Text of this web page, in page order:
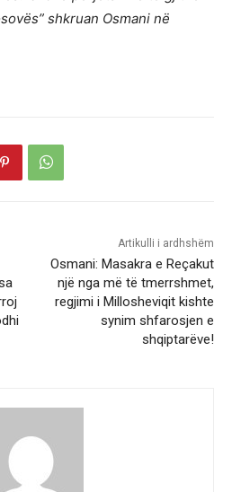
shkruan Osmani në
Artikulli i ardhshëm
Osmani: Masakra e Reçakut
një nga më të tmerrshmet,
regjimi i Millosheviqit kishte
synim shfarosjen e
shqiptarëve!